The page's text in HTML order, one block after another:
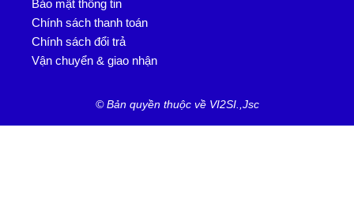
Bảo mật thông tin
Chính sách thanh toán
Chính sách đổi trả
Vận chuyển & giao nhận
© Bản quyền thuộc về VI2SI.,Jsc